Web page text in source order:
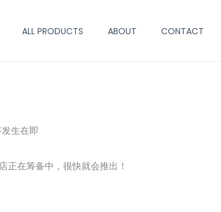
ALL PRODUCTS ABOUT CONTACT
生在即
正在筹备中，很快就会推出！